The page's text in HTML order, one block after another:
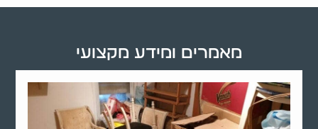
מאמרים ומידע מקצועי